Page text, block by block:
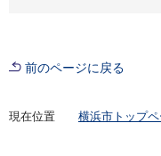
前のページに戻る
現在位置 横浜市トップペ